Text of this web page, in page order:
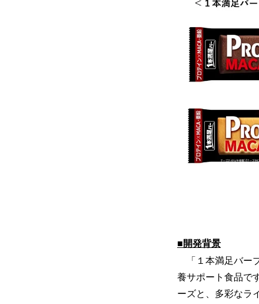
■開発背景
「１本満足バー
養サポート食品で
ーズと、多彩なラ